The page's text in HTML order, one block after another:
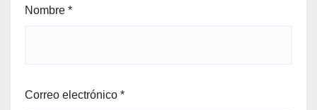
Nombre *
Correo electrónico *